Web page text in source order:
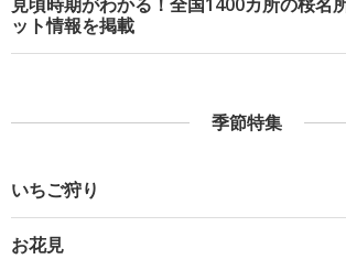
ット情報を掲載
季節特集
いちご狩り
お花見